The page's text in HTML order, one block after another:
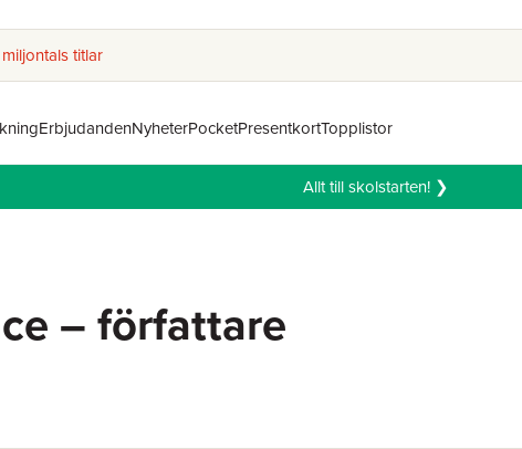
titlar
ErbjudandenNyheterPocketPresentkortTopplistor
Allt till skolstarten! ❯
– författare